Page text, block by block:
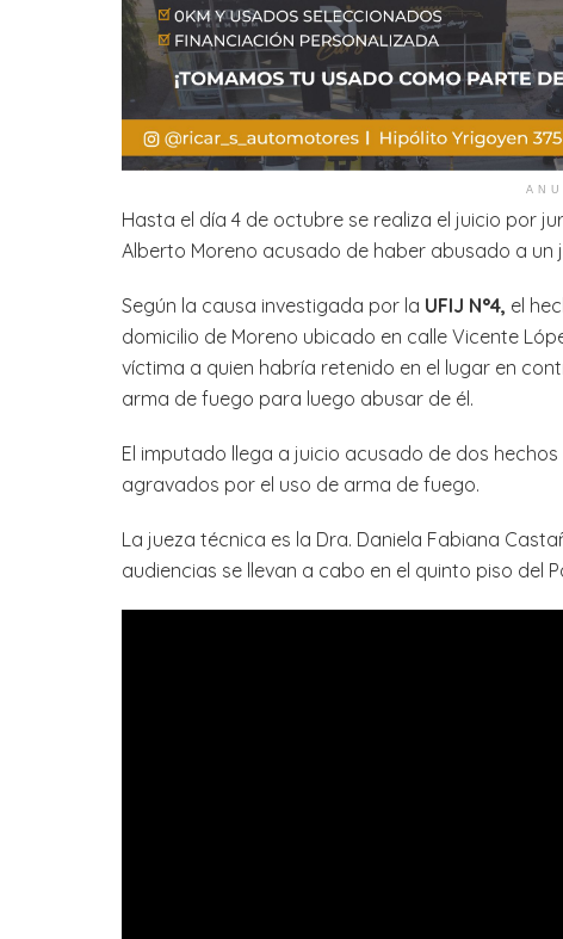
Hasta el día 4 de octubre se realiza el juicio por
Alberto Moreno acusado de haber abusado a un
Según la causa investigada por la UFIJ N°4, el
domicilio de Moreno ubicado en calle Vicente
víctima a quien habría retenido en el lugar en
arma de fuego para luego abusar de él.
El imputado llega a juicio acusado de dos
agravados por el uso de arma de fuego.
La jueza técnica es la Dra. Daniela Fabiana
audiencias se llevan a cabo en el quinto piso del